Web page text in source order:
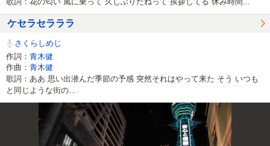
ケセラセラララ
さくらしめじ
作詞： 青木健
作曲： 青木健
歌詞：ああ 思い出潜んだ季節の予感 突然それはやって来た そう いつも
と同じような街の...